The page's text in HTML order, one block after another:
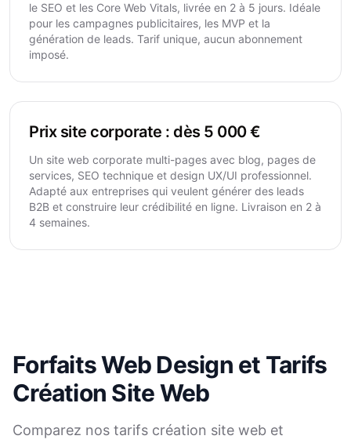
le SEO et les Core Web Vitals, livrée en 2 à 5 jours. Idéale
pour les campagnes publicitaires, les MVP et la
génération de leads. Tarif unique, aucun abonnement
imposé.
Prix site corporate : dès 5 000 €
Un site web corporate multi-pages avec blog, pages de
services, SEO technique et design UX/UI professionnel.
Adapté aux entreprises qui veulent générer des leads
B2B et construire leur crédibilité en ligne. Livraison en 2 à
4 semaines.
Forfaits Web Design et Tarifs
Création Site Web
Comparez nos tarifs création site web et